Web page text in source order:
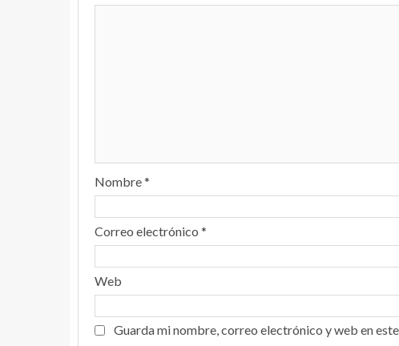
Nombre*
Correo electrónico *
Web
Guarda mi nombre, correo electrónico y web en